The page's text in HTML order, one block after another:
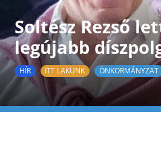
Soltész Rezső
legújabb
HÍR ITT LAKUNK ÖNKORMÁNYZAT